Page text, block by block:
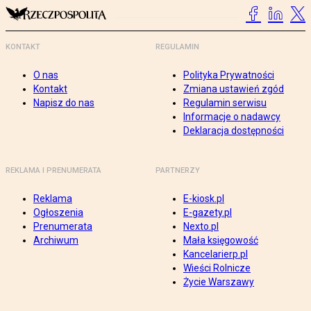
KONTAKT
O nas
Kontakt
Napisz do nas
REGULAMIN
Polityka Prywatności
Zmiana ustawień zgód
Regulamin serwisu
Informacje o nadawcy
Deklaracja dostępności
REKLAMA I PRENUMERATA
Reklama
Ogłoszenia
Prenumerata
Archiwum
PARTNERZY
E-kiosk.pl
E-gazety.pl
Nexto.pl
Mała księgowość
Kancelarierp.pl
Wieści Rolnicze
Życie Warszawy